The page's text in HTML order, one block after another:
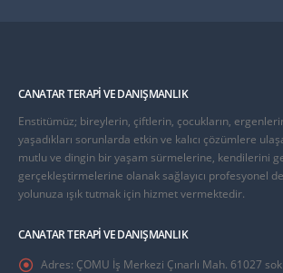
CANATAR TERAPI VE DANIŞMANLIK
Enstitümüz; bireylerin, çiftlerin, çocukların,
yaşadıkları sorunlarda etkin ve kalıcı çözümlere
mutlu ve dingin bir yaşam sürmelerine, kendilerini
gerçekleştirmelerine olanak sağlayıcı profesyonel
yolunuza ışık tutmak için hizmet vermektedir.
CANATAR TERAPI VE DANIŞMANLIK
Adres: ÇOMU İş Merkezi Çınarlı Mah. 61027